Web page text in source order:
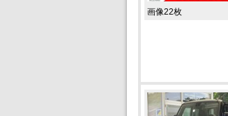
画像22枚